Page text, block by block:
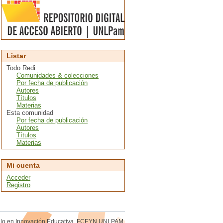
Listar
Todo Redi
Comunidades & colecciones
Por fecha de publicación
Autores
Títulos
Materias
Esta comunidad
Por fecha de publicación
Autores
Títulos
Materias
Mi cuenta
Acceder
Registro
en Innovación Educativa. FCEYN UNLPAM